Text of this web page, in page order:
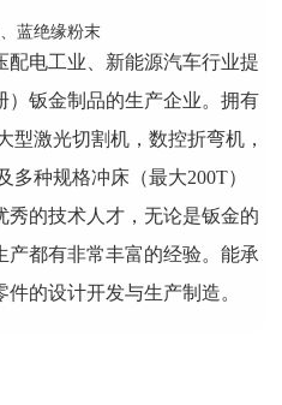
蓝绝缘粉末
配电工业、新能源汽车行业提
）钣金制品的生产企业。拥有
型激光切割机，数控折弯机，
种规格冲床（最大200T）
秀的技术人才，无论是钣金的
产都有非常丰富的经验。能承
的设计开发与生产制造。